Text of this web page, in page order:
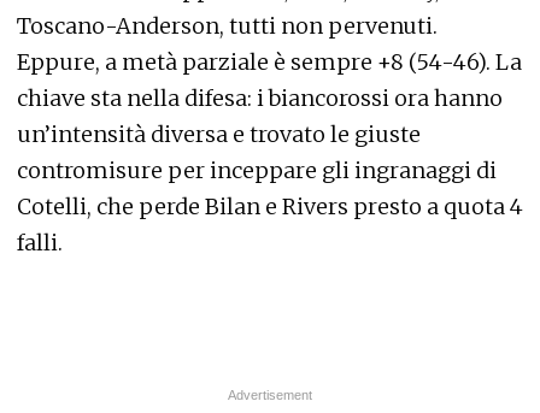
Toscano-Anderson, tutti non pervenuti.
Eppure, a metà parziale è sempre +8 (54-46). La
chiave sta nella difesa: i biancorossi ora hanno
un’intensità diversa e trovato le giuste
contromisure per inceppare gli ingranaggi di
Cotelli, che perde Bilan e Rivers presto a quota 4
falli.